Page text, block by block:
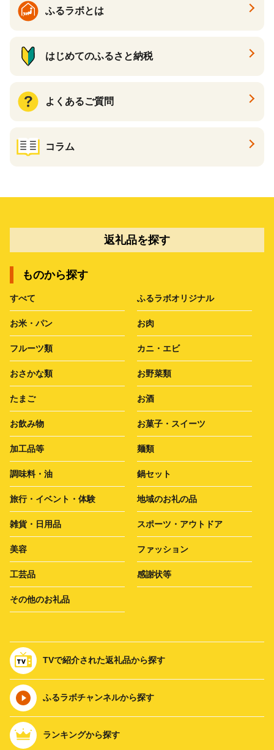
ふるラボとは
はじめてのふるさと納税
よくあるご質問
コラム
返礼品を探す
ものから探す
すべて ふるラボオリジナル
お米・パン お肉
フルーツ類 カニ・エビ
おさかな類 お野菜類
たまご お酒
お飲み物 お菓子・スイーツ
加工品等 麺類
調味料・油 鍋セット
旅行・イベント・体験 地域のお礼の品
雑貨・日用品 スポーツ・アウトドア
美容 ファッション
工芸品 感謝状等
その他のお礼品
TVで紹介された返礼品から探す
ふるラボチャンネルから探す
ランキングから探す